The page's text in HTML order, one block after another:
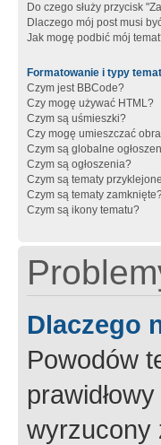
Do czego służy przycisk
Dlaczego mój post musi
Jak mogę podbić mój
Formatowanie i typy
Czym jest BBCode?
Czy mogę używać HTML?
Czym są uśmieszki?
Czy mogę umieszczać
Czym są globalne
Czym są ogłoszenia?
Czym są tematy
Czym są tematy
Czym są ikony tematu?
Dlaczego
Powodów
wyrzucony